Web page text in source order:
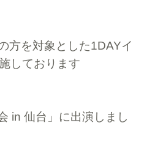
方を対象とした1DAYイ
しております
in 仙台」に出演しまし